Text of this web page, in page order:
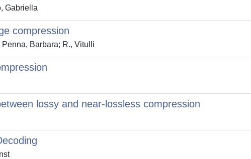
Gabriella
compression
Barbara; R., Vitulli
lossy and near-lossless compression